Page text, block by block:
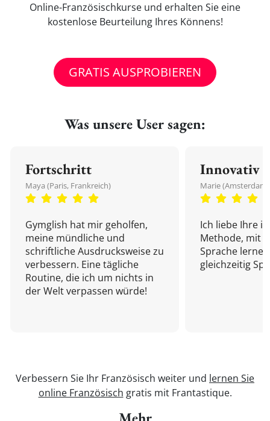
Online-Französischkurse und erhalten Sie eine
kostenlose Beurteilung Ihres Könnens!
GRATIS AUSPROBIEREN
Was unsere User sagen:
Fortschritt
Maya (Paris, Frankreich)
Gymglish hat mir geholfen,
meine mündliche und
schriftliche Ausdrucksweise zu
verbessern. Eine tägliche
Routine, die ich um nichts in
der Welt verpassen würde!
Innovativ
Marie
Ich liebe Ihre
Methode, mit
Sprache
gleichzeitig
Verbessern Sie Ihr Französisch weiter und lernen Sie
online Französisch gratis mit Frantastique.